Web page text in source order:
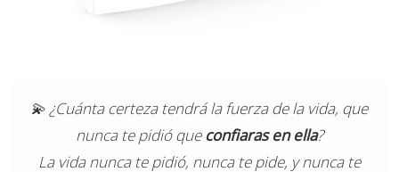
💫 ¿Cuánta certeza tendrá la fuerza de la vida, que
nunca te pidió que confiaras en ella?
La vida nunca te pidió, nunca te pide, y nunca te